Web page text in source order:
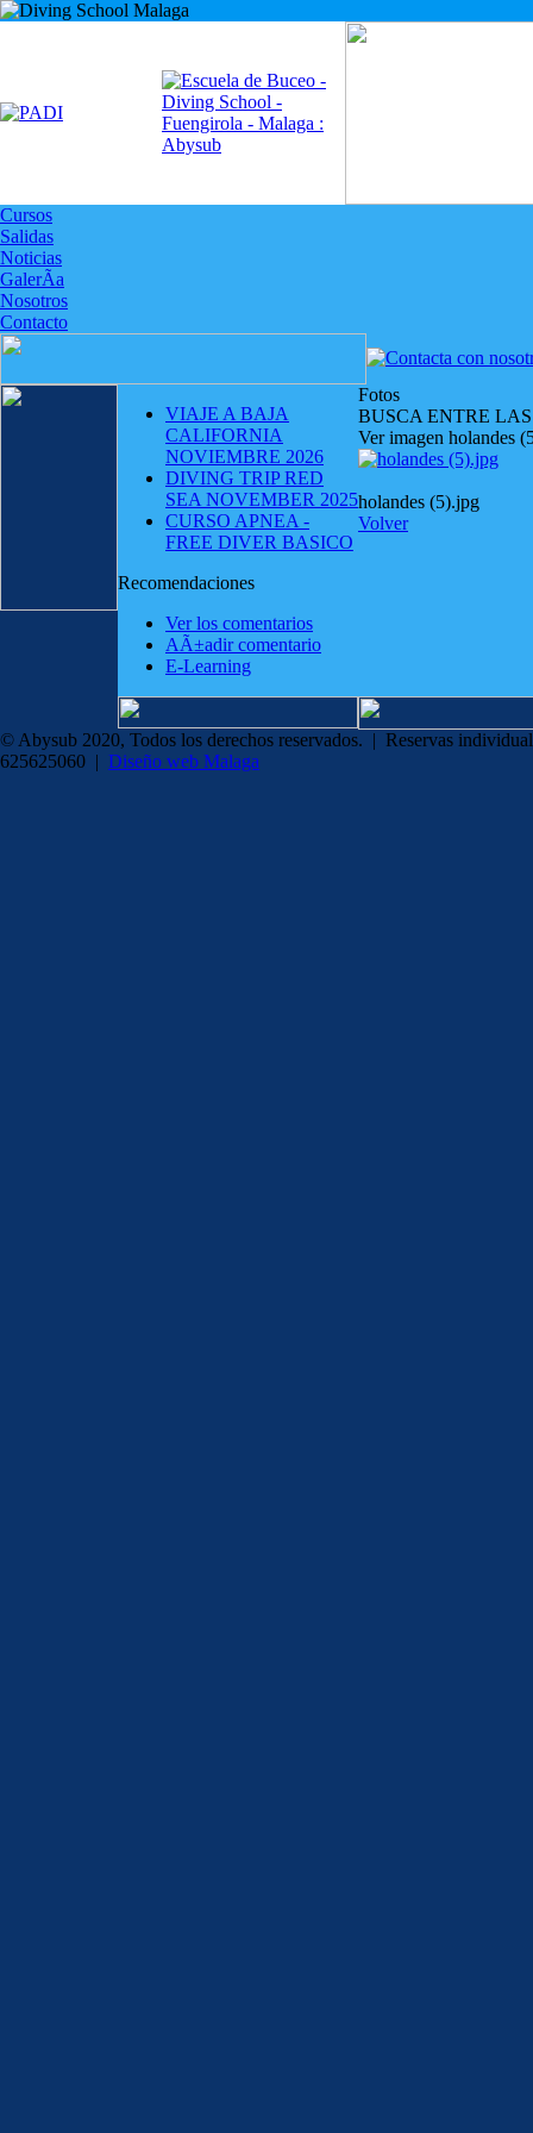
Cursos
Salidas
Noticias
GalerÃ­a
Nosotros
Contacto
VIAJE A BAJA
CALIFORNIA
NOVIEMBRE 2026
DIVING TRIP RED
SEA NOVEMBER 2025
CURSO APNEA -
FREE DIVER BASICO
Recomendaciones
Ver los comentarios
AÃ±adir comentario
E-Learning
Fotos
BUSCA ENTRE
Ver imagen holandes
holandes (5).jpg
Volver
© Abysub 2020, Todos los derechos reservados. | Reservas
625625060 | Diseño web Malaga